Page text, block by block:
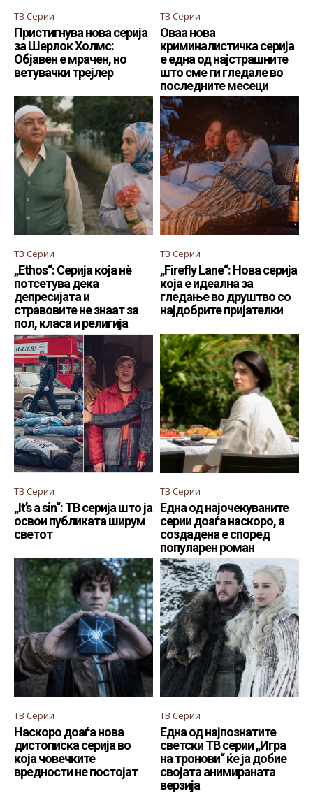
ТВ Серии
Пристигнува нова серија
за Шерлок Холмс:
Објавен е мрачен, но
ветувачки трејлер
ТВ Серии
Оваа нова
криминалистичка серија
е една од најстрашните
што сме ги гледале во
последните месеци
ТВ Серии
„Ethos“: Серија која нѐ
потсетува дека
депресијата и
стравовите не знаат за
пол, класа и религија
ТВ Серии
„Firefly Lane“: Нова серија
која е идеална за
гледање во друштво со
најдобрите пријателки
ТВ Серии
„It’s a sin“: ТВ серија што ја
освои публиката ширум
светот
ТВ Серии
Една од најочекуваните
серии доаѓа наскоро, a
создадена e според
популарен роман
ТВ Серии
Наскоро доаѓа нова
дистописка серија во
која човечките
вредности не постојат
ТВ Серии
Една од најпознатите
светски ТВ серии „Игра
на тронови“ ќе ја добие
својата анимираната
верзија